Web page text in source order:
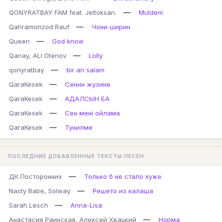
QONYRATBAY FAM feat. Jeltoksan.
—
Muldem
Qahramonzod Rauf
—
Чони ширин
Queen
—
God know
Qanay, ALI Otenov
—
Lolly
qonyratbay
—
bir an salam
QaraKesek
—
Сенин жузине
QaraKesek
—
АДАЛСЫН БА
QaraKesek
—
Сен мені ойлама
QaraKesek
— Тунилме
ПОСЛЕДНИЕ ДОБАВЛЕННЫЕ ТЕКСТЫ ПЕСЕН
ДК Посторонних —
Только б не стало хуже
Nasty Babe, Solway
—
Решето из калаша
Sarah Lesch
—
Anna-Lisa
Анастасия Раинская, Алексей Хвацкий
— Норма